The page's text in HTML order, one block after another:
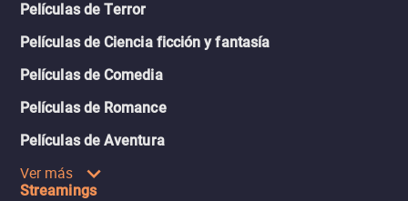
Películas de Terror
Películas de Ciencia ficción y fantasía
Películas de Comedia
Películas de Romance
Películas de Aventura
Ver más
Streamings